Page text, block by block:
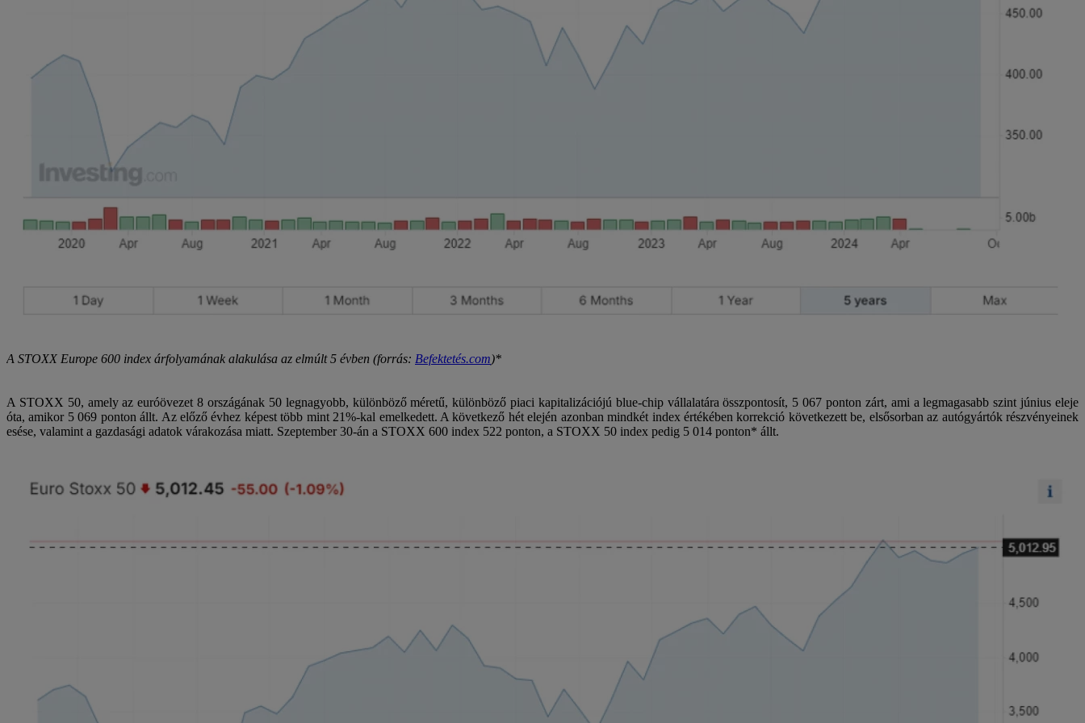
A STOXX Europe 600 index árfolyamának alakulása az elmúlt 5 évben (forrás: Befektetés.com)*
A STOXX 50, amely az euróövezet 8 országának 50 legnagyobb, különböző méretű, különböző piaci kapitalizációjú blue-chip vállalatára összpontosít, 5 067 ponton zárt, ami a legmagasabb szint június eleje
óta, amikor 5 069 ponton állt. Az előző évhez képest több mint 21%-kal emelkedett. A következő hét elején azonban mindkét index értékében korrekció következett be, elsősorban az autógyártók részvényeinek
esése, valamint a gazdasági adatok várakozása miatt. Szeptember 30-án a STOXX 600 index 522 ponton, a STOXX 50 index pedig 5 014 ponton* állt.